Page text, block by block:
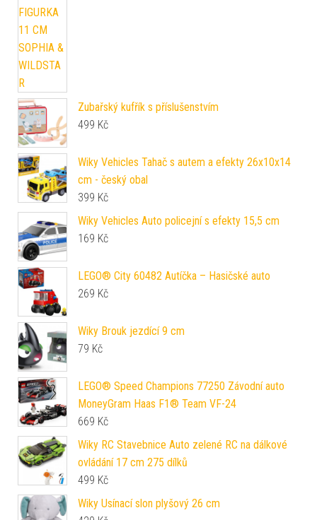
Zubařský kufřík s příslušenstvím
499 Kč
Wiky Vehicles Tahač s autem a efekty 26x10x14
cm - český obal
399 Kč
Wiky Vehicles Auto policejní s efekty 15,5 cm
169 Kč
LEGO® City 60482 Autíčka – Hasičské auto
269 Kč
Wiky Brouk jezdící 9 cm
79 Kč
LEGO® Speed Champions 77250 Závodní auto
MoneyGram Haas F1® Team VF-24
669 Kč
Wiky RC Stavebnice Auto zelené RC na dálkové
ovládání 17 cm 275 dílků
499 Kč
Wiky Usínací slon plyšový 26 cm